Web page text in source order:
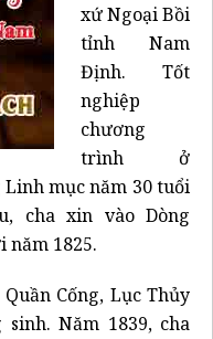
xứ Ngoại Bồi
tỉnh Nam
Định. Tốt
nghiệp
chương
trình ở
mục năm 30 tuổi
cha xin vào Dòng
1825.
Cống, Lục Thủy
Năm 1839, cha